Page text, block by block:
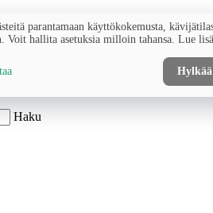
Haku
parantamaan käyttökokemusta,
Voit hallita asetuksia milloin tahansa. Lue
Hylkää